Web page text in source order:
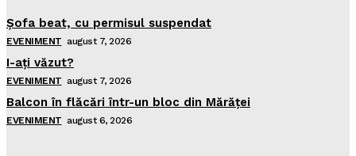
Şofa beat, cu permisul suspendat
EVENIMENT august 7, 2026
I-aţi văzut?
EVENIMENT august 7, 2026
Balcon în flăcări într-un bloc din Mărăţei
EVENIMENT august 6, 2026